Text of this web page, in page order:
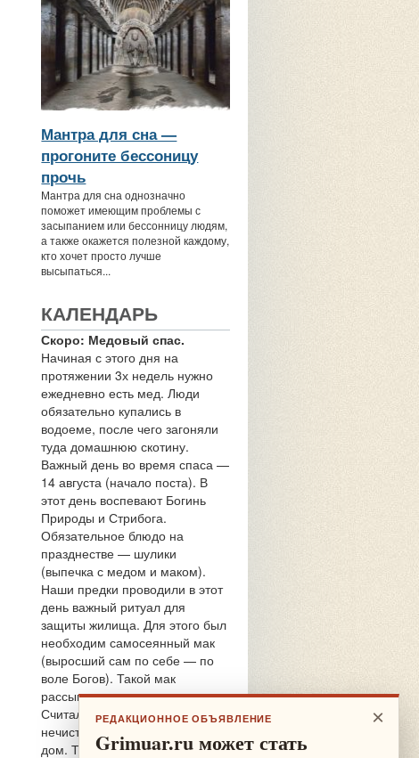
Мантра для сна —
прогоните бессоницу
прочь
Мантра для сна однозначно
поможет имеющим проблемы с
засыпанием или бессонницу людям,
а также окажется полезной каждому,
кто хочет просто лучше
высыпаться...
КАЛЕНДАРЬ
Скоро: Медовый спас.
Начиная с этого дня на
протяжении 3х недель нужно
ежедневно есть мед. Люди
обязательно купались в
водоеме, после чего загоняли
туда домашнюю скотину.
Важный день во время спаса —
14 августа (начало поста). В
этот день воспевают Богинь
Природы и Стрибога.
Обязательное блюдо на
празднестве — шулики
(выпечка с медом и маком).
Наши предки проводили в этот
день важный ритуал для
защиты жилища. Для этого был
необходим самосеянный мак
(выросший сам по себе — по
воле Богов). Такой мак
рассыпали вокруг жилища.
Считалось, что отныне ни одна
нечисть не могла проникнуть в
дом. Также проводятся обряды
×
РЕДАКЦИОННОЕ ОБЪЯВЛЕНИЕ
Grimuar.ru может стать